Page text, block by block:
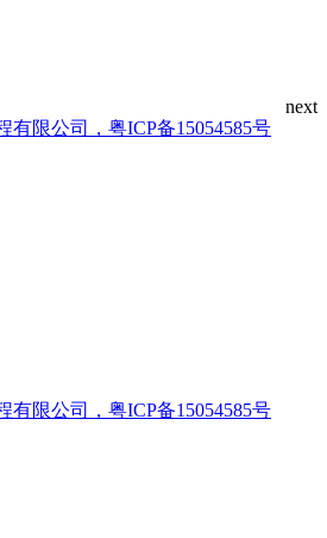
有限公司，粤ICP备15054585号
有限公司，粤ICP备15054585号